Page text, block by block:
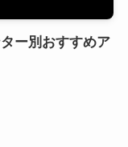
ー別おすすめア